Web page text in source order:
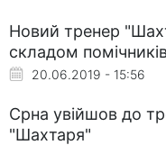
Новий тренер
складом
20.06.2019 - 15:56
Срна увійшов до
"Шахтаря"